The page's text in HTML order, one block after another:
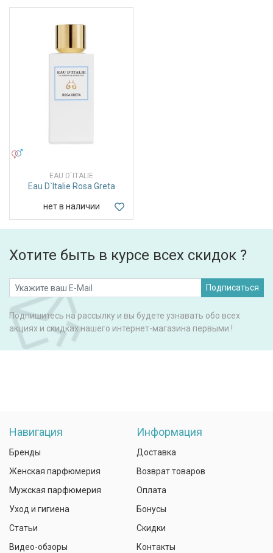
EAU D`ITALIE
Eau D`Italie Rosa Greta
нет в наличии
Хотите быть в курсе всех скидок ?
Подписаться
Подпишитесь на рассылку и вы будете узнавать обо всех
акциях и скидках нашего интернет-магазина первыми !
Навигация
Бренды
Женская парфюмерия
Мужская парфюмерия
Уход и гигиена
Статьи
Видео-обзоры
Информация
Доставка
Возврат товаров
Оплата
Бонусы
Скидки
Контакты